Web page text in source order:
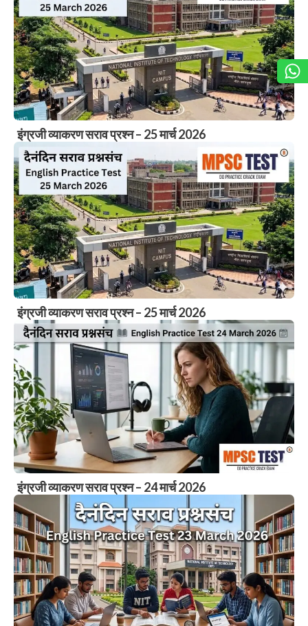
इंग्रजी व्याकरण सराव प्रश्न – 25 मार्च 2026
इंग्रजी व्याकरण सराव प्रश्न – 25 मार्च 2026
इंग्रजी व्याकरण सराव प्रश्न – 24 मार्च 2026